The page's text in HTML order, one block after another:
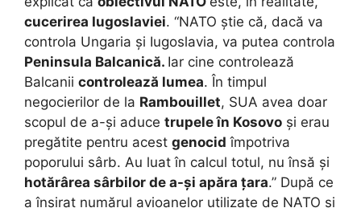
cucerirea Iugoslaviei. “NATO știe că, dacă va
controla Ungaria și Iugoslavia, va putea controla
Peninsula Balcanică. Iar cine controlează
Balcanii controlează lumea. În timpul
negocierilor de la Rambouillet, SUA avea doar
scopul de a-și aduce trupele în Kosovo și erau
pregătite pentru acest genocid împotriva
poporului sârb. Au luat în calcul totul, nu însă și
hotărârea sârbilor de a-și apăra țara.” După ce
a înșirat numărul avioanelor utilizate de NATO și